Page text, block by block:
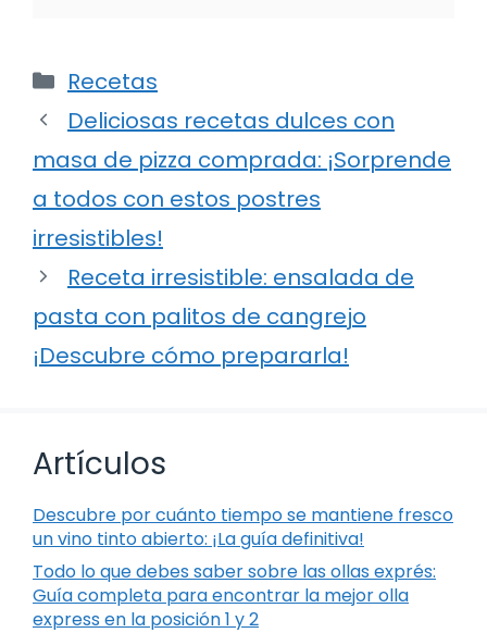
Categorías
Recetas
Deliciosas recetas dulces con
masa de pizza comprada: ¡Sorprende
a todos con estos postres
irresistibles!
Receta irresistible: ensalada de
pasta con palitos de cangrejo
¡Descubre cómo prepararla!
Artículos
Descubre por cuánto tiempo se mantiene fresco
un vino tinto abierto: ¡La guía definitiva!
Todo lo que debes saber sobre las ollas exprés:
Guía completa para encontrar la mejor olla
express en la posición 1 y 2